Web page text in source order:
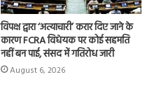
विपक्ष द्वारा ‘अत्याचारी’ करार दिए जाने के
कारण FCRA विधेयक पर कोई सहमति
नहीं बन पाई, संसद में गतिरोध जारी
August 6, 2026